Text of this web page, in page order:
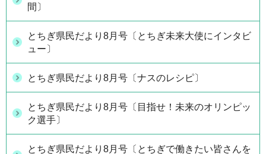
間〕
とちぎ県民だより8月号〔とちぎ未来大使にインタビ
ュー〕
とちぎ県民だより8月号〔ナスのレシピ〕
とちぎ県民だより8月号〔目指せ！未来のオリンピッ
ク選手〕
とちぎ県民だより8月号〔とちぎで働きたい皆さんを